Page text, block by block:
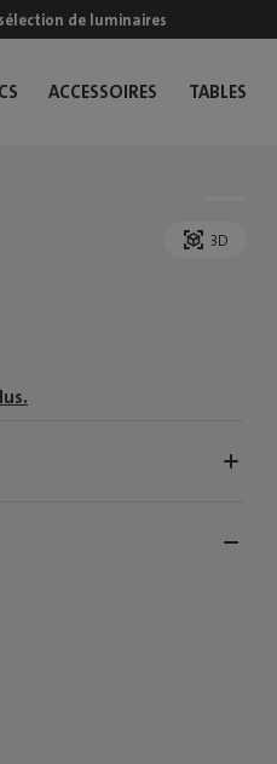
de luminaires
ACCESSOIRES TABLES
3D